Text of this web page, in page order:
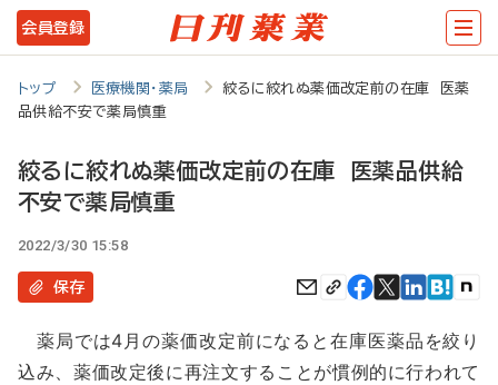
メ
イ
ン
テ
ツ
に
動
会員登録
トップ 医療機関・薬局
絞るに絞れぬ薬価改定前の在庫 医薬
品供給不安で薬局慎重
絞るに絞れぬ薬価改定前の在庫 医薬品供給
不安で薬局慎重
2022/3/30 15:58
保存
薬局では4月の薬価改定前になると在庫医薬品を絞り
込み、薬価改定後に再注文することが慣例的に行われて